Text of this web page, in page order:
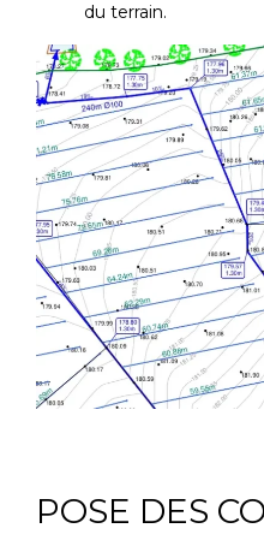
du terrain.
POSE DES